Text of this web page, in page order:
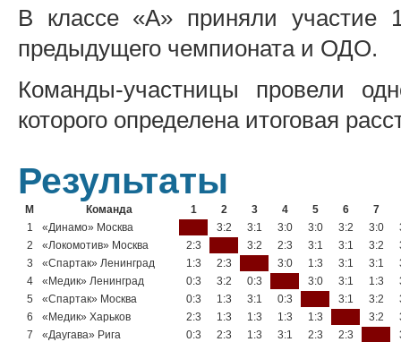
В классе «А» приняли
предыдущего чемпионата и ОДО.
Команды-участницы провели
которого определена итоговая
Результаты
М Команда 1 2 3 4 5 6
7
1
«Динамо» Москва 3:2 3:1 3:0 3:0 3:2 3:0
2
«Локомотив» Москва 2:3 3:2 2:3 3:1 3:1 3:2
3
«Спартак» Ленинград 1:3 2:3 3:0 1:3 3:1 3:1
4
«Медик» Ленинград 0:3 3:2 0:3 3:0 3:1 1:3
5
«Спартак» Москва 0:3 1:3 3:1 0:3 3:1 3:2
6
«Медик» Харьков 2:3 1:3 1:3 1:3 1:3 3:2
7
«Даугава» Рига 0:3 2:3 1:3 3:1 2:3 2:3